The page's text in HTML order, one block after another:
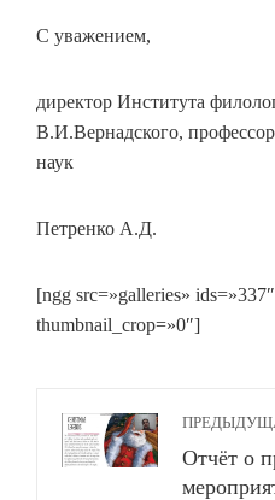
С уважением,
директор Института
В.И.Вернадского,
наук
Петренко А.Д.
[ngg src=»galleries»
thumbnail_crop=»0″]
Отчёт о